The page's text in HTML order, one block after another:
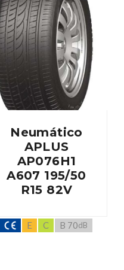
Neumático
APLUS
AP076H1
A607 195/50
R15 82V
E C B 70dB